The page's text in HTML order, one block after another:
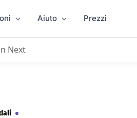
Aiuto Prezzi
della principale Comunità
Next